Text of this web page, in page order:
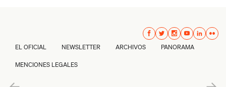
EL OFICIAL NEWSLETTER ARCHIVOS PANORAMA
MENCIONES LEGALES